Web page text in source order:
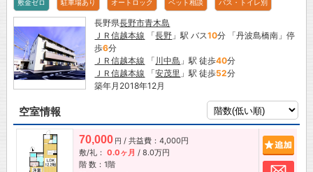
敷金ゼロ 駐車場あり オートロック ペット相談 バス・トイレ別
長野県長野市青木島
ＪＲ信越本線 「長野 」駅 バス10分 「丹波島橋南」停
歩6分
ＪＲ信越本線 「 川中島 」駅 徒歩40分
ＪＲ信越本線 「安茂里 」駅 徒歩52分
築年月2018年12月
空室情報
70,000 円 / 共益費：4,000円
敷/礼： 0.0ヶ月 / 8.0万円
階 数：1階
お